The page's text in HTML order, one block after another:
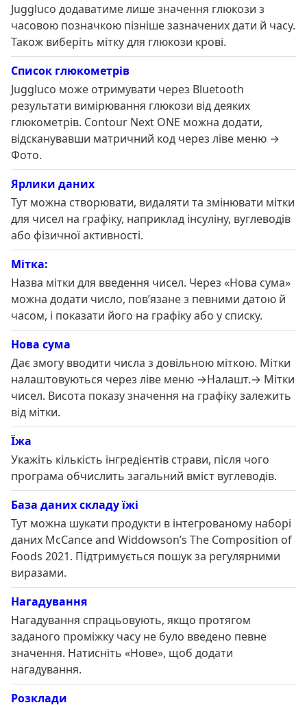
Juggluco додаватиме лише значення глюкози з
часовою позначкою пізніше зазначених дати й часу.
Також виберіть мітку для глюкози крові.
Список глюкометрів
Juggluco може отримувати через Bluetooth
результати вимірювання глюкози від деяких
глюкометрів. Contour Next ONE можна додати,
відсканувавши матричний код через ліве меню →
Фото.
Ярлики даних
Тут можна створювати, видаляти та змінювати мітки
для чисел на графіку, наприклад інсуліну, вуглеводів
або фізичної активності.
Мітка:
Назва мітки для введення чисел. Через «Нова сума»
можна додати число, пов’язане з певними датою й
часом, і показати його на графіку або у списку.
Нова сума
Дає змогу вводити числа з довільною міткою. Мітки
налаштовуються через ліве меню →Налашт.→ Мітки
чисел. Висота показу значення на графіку залежить
від мітки.
Їжа
Укажіть кількість інгредієнтів страви, після чого
програма обчислить загальний вміст вуглеводів.
База даних складу їжі
Тут можна шукати продукти в інтегрованому наборі
даних McCance and Widdowson’s The Composition of
Foods 2021. Підтримується пошук за регулярними
виразами.
Нагадування
Нагадування спрацьовують, якщо протягом
заданого проміжку часу не було введено певне
значення. Натисніть «Нове», щоб додати
нагадування.
Розклади